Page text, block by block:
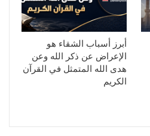
أبرز أسباب الشقاء هو
الإعراض عن ذكر الله وعن
هدى الله المتمثل في القرآن
الكريم